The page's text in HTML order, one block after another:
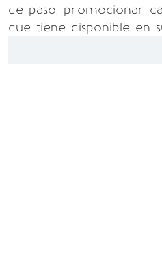
de paso, promocionar
que tiene disponible en